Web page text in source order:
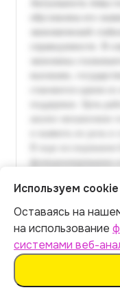
Итог:449р.
Используем
Оставаясь на
на использование
системами веб-